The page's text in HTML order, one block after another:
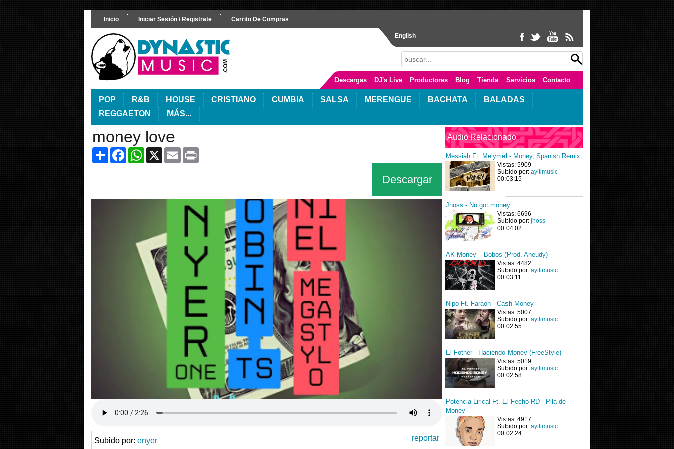
Inicio Iniciar Sesión / Registrate Carrito De Compras
English
Descargas DJ's Live Productores Blog Tienda Servicios Contacto
POP R&B HOUSE CRISTIANO CUMBIA SALSA MERENGUE BACHATA
BALADAS
REGGAETON
MÁS...
money love
ShareFacebookWhatsApp
X Email
Descargar
Subido por: enyer
reportar
Audio Relacionado
Messiah Ft. Melymel - Money, Spanish Remix
Vistas: 5909
Subido por: ayitimusic
00:03:15
Jhoss - No got money
Vistas: 6696
Subido por: jhoss
00:04:02
AK-Money – Bobos (Prod. Aneudy)
Vistas: 4482
Subido por: ayitimusic
00:03:11
Nipo Ft. Faraon - Cash Money
Vistas: 5007
Subido por: ayitimusic
00:02:55
El Fother - Haciendo Money (FreeStyle)
Vistas: 5019
Subido por: ayitimusic
00:02:58
Potencia Lirical Ft. El Fecho RD - Pila de
Money
Vistas: 4917
Subido por: ayitimusic
00:02:24